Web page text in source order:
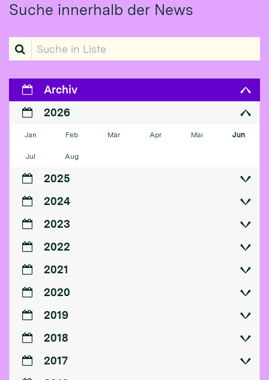
Suche innerhalb der News
Suche in Liste
Archiv
2026
Jan Feb Mär Apr Mai Jun
Jul Aug
2025
2024
2023
2022
2021
2020
2019
2018
2017